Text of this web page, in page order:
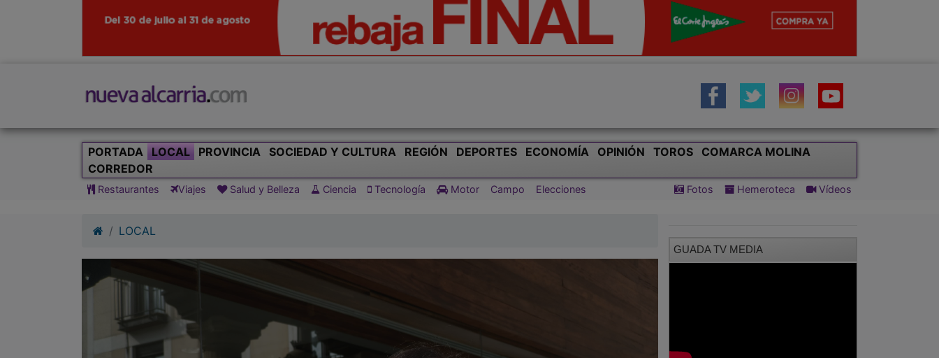
PORTADA LOCAL PROVINCIA SOCIEDAD Y CULTURA REGIÓN DEPORTES ECONOMÍA OPINIÓN TOROS
COMARCA MOLINA
CORREDOR
Restaurantes Viajes Salud y Belleza Ciencia Tecnología Motor Campo Elecciones Fotos Hemeroteca Vídeos
LOCAL
GUADA TV MEDIA